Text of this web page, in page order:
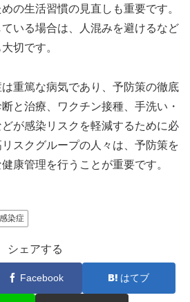
の生活習慣の見直しも重要です。
いる場合は、人混みを避けるなど
切です。
重篤な病気であり、予防策の徹底
と治療、ワクチン接種、手洗い・
が感染リスクを軽減するために必
スクグループの人々は、予防策を
康管理を行うことが重要です。
染症
シェアする
Facebook はてブ